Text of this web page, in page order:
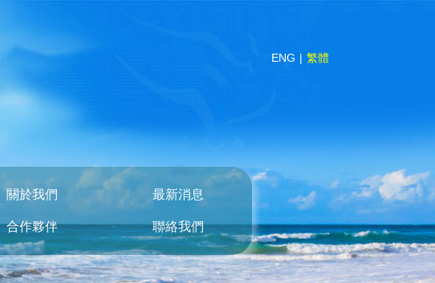
ENG 繁體
關於我們 最新消息
合作夥伴 聯絡我們